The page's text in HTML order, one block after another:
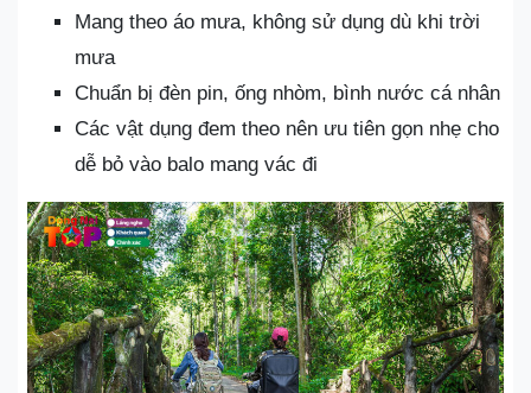
Mang theo áo mưa, không sử dụng dù khi trời
mưa
Chuẩn bị đèn pin, ống nhòm, bình nước cá nhân
Các vật dụng đem theo nên ưu tiên gọn nhẹ cho
dễ bỏ vào balo mang vác đi